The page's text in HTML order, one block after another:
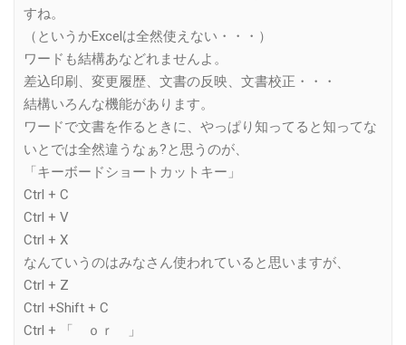
すね。
（というかExcelは全然使えない・・・）
ワードも結構あなどれませんよ。
差込印刷、変更履歴、文書の反映、文書校正・・・
結構いろんな機能があります。
ワードで文書を作るときに、やっぱり知ってると知ってな
いとでは全然違うなぁ?と思うのが、
「キーボードショートカットキー」
Ctrl + C
Ctrl + V
Ctrl + X
なんていうのはみなさん使われていると思いますが、
Ctrl + Z
Ctrl +Shift + C
Ctrl + 「 ｏｒ 」